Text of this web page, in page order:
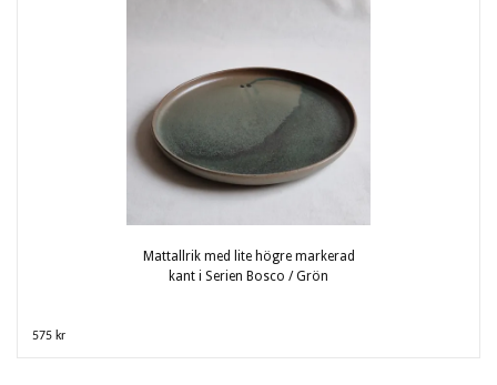
Mattallrik med lite högre markerad
kant i Serien Bosco / Grön
575 kr